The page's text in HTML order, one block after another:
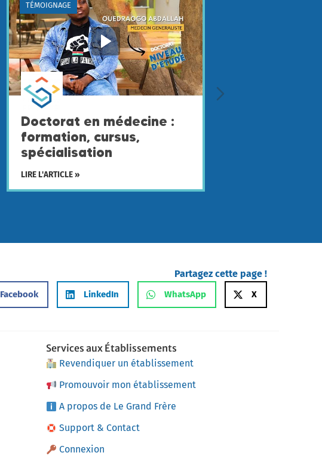
TÉMOIGNAGE
Doctorat en médecine :
formation, cursus,
spécialisation
LIRE L'ARTICLE »
Partagez cette page !
Facebook LinkedIn WhatsApp X
Services aux Établissements
Revendiquer un établissement
Promouvoir mon établissement
A propos de Le Grand Frère
Support & Contact
Connexion